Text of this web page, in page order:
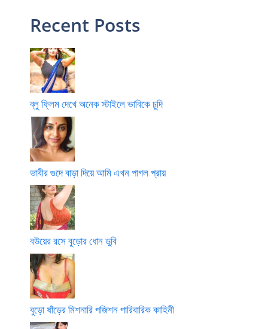
Recent Posts
ব্লু ফ্লিম দেখে অনেক স্টাইলে ভাবিকে চুদি
ভাবীর গুদে বাড়া দিয়ে আমি এখন পাগল প্রায়
বউয়ের রসে বুড়োর ধোন ডুবি
বুড়ো ষাঁড়ের মিশনারি পজিশন পারিবারিক কাহিনী